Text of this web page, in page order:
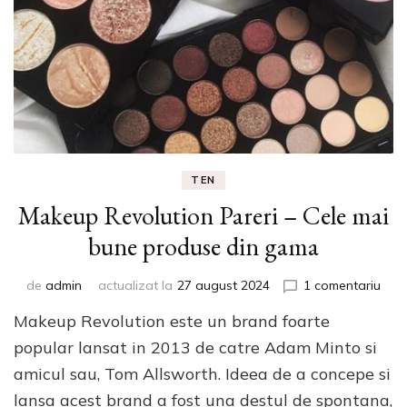
TEN
Makeup Revolution Pareri – Cele mai
bune produse din gama
de admin actualizat la 27 august 2024 1 comentariu
Cele
mai
Makeup Revolution este un brand foarte
popular lansat in 2013 de catre Adam Minto si
amicul sau, Tom Allsworth. Ideea de a concepe si
lansa acest brand a fost una destul de spontana,